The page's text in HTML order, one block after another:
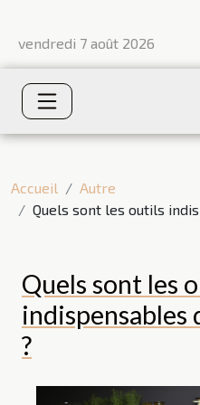
vendredi 7 août 2026
Accueil
Autre
Quels sont les outils
Quels sont les
indispensables
?